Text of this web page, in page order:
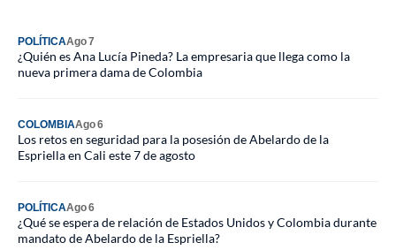
POLÍTICAAgo 7
¿Quién es Ana Lucía Pineda? La empresaria que llega como la
nueva primera dama de Colombia
COLOMBIAAgo 6
Los retos en seguridad para la posesión de Abelardo de la
Espriella en Cali este 7 de agosto
POLÍTICAAgo 6
¿Qué se espera de relación de Estados Unidos y Colombia durante
mandato de Abelardo de la Espriella?